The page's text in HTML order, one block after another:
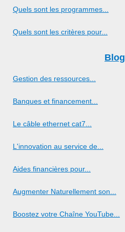
Quels sont les programmes...
Quels sont les critères pour...
Blog
Gestion des ressources...
Banques et financement...
Le câble ethernet cat7...
L'innovation au service de...
Aides financières pour...
Augmenter Naturellement son...
Boostez votre Chaîne YouTube...